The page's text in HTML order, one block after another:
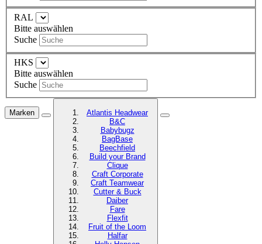
RAL
Bitte auswählen
Suche
HKS
Bitte auswählen
Suche
Marken
Atlantis Headwear
B&C
Babybugz
BagBase
Beechfield
Build your Brand
Clique
Craft Corporate
Craft Teamwear
Cutter & Buck
Daiber
Fare
Flexfit
Fruit of the Loom
Halfar